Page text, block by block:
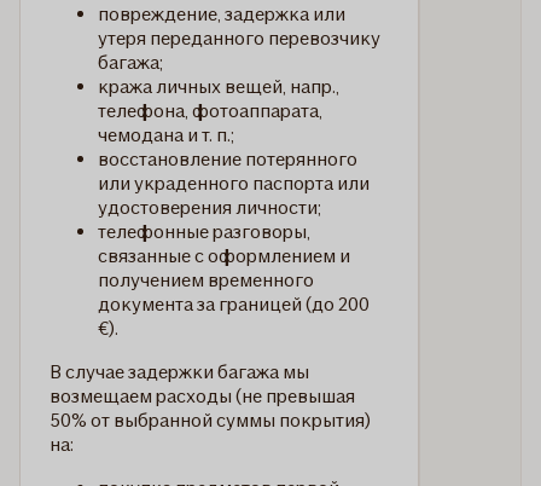
повреждение, задержка или
утеря переданного перевозчику
багажа;
кража личных вещей, напр.,
телефона, фотоаппарата,
чемодана и т. п.;
восстановление потерянного
или украденного паспорта или
удостоверения личности;
телефонные разговоры,
связанные с оформлением и
получением временного
документа за границей (до 200
€).
В случае задержки багажа мы
возмещаем расходы (не превышая
50% от выбранной суммы покрытия)
на: